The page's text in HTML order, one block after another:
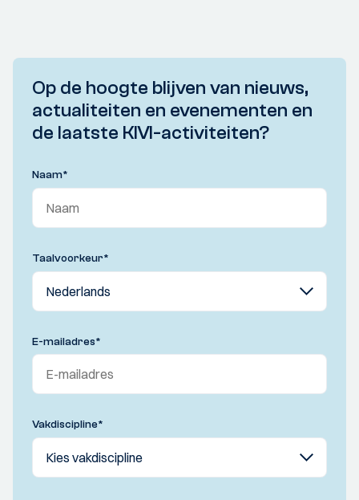
Op de hoogte blijven van nieuws,
actualiteiten en evenementen en
de laatste KIVI-activiteiten?
Naam*
Taalvoorkeur*
E-mailadres*
Vakdiscipline*